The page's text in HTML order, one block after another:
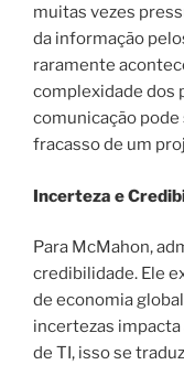
muitas vezes
da informação
raramente
complexidade dos
comunicação
fracasso de um
Incerteza e
Para McMahon,
credibilidade. Ele
de economia
incertezas impacta
de TI, isso se